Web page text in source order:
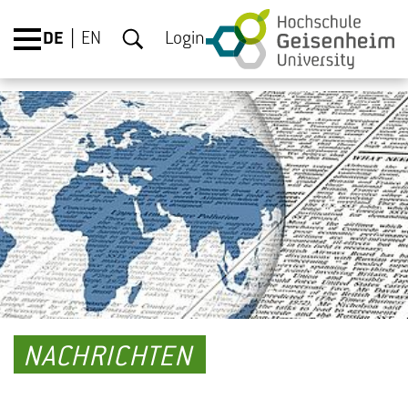
DE EN Login
NACHRICHTEN